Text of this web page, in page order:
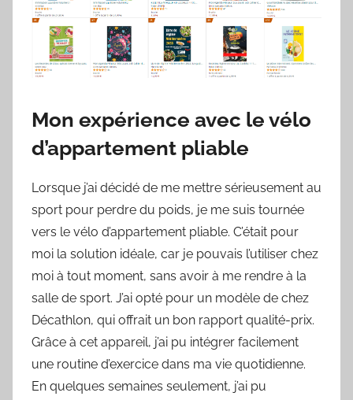
Mon expérience avec le vélo
d’appartement pliable
Lorsque j’ai décidé de me mettre sérieusement au
sport pour perdre du poids, je me suis tournée
vers le vélo d’appartement pliable. C’était pour
moi la solution idéale, car je pouvais l’utiliser chez
moi à tout moment, sans avoir à me rendre à la
salle de sport. J’ai opté pour un modèle de chez
Décathlon, qui offrait un bon rapport qualité-prix.
Grâce à cet appareil, j’ai pu intégrer facilement
une routine d’exercice dans ma vie quotidienne.
En quelques semaines seulement, j’ai pu